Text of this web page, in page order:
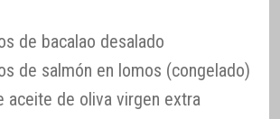
de bacalao desalado
de salmón en lomos (congelado)
aceite de oliva virgen extra